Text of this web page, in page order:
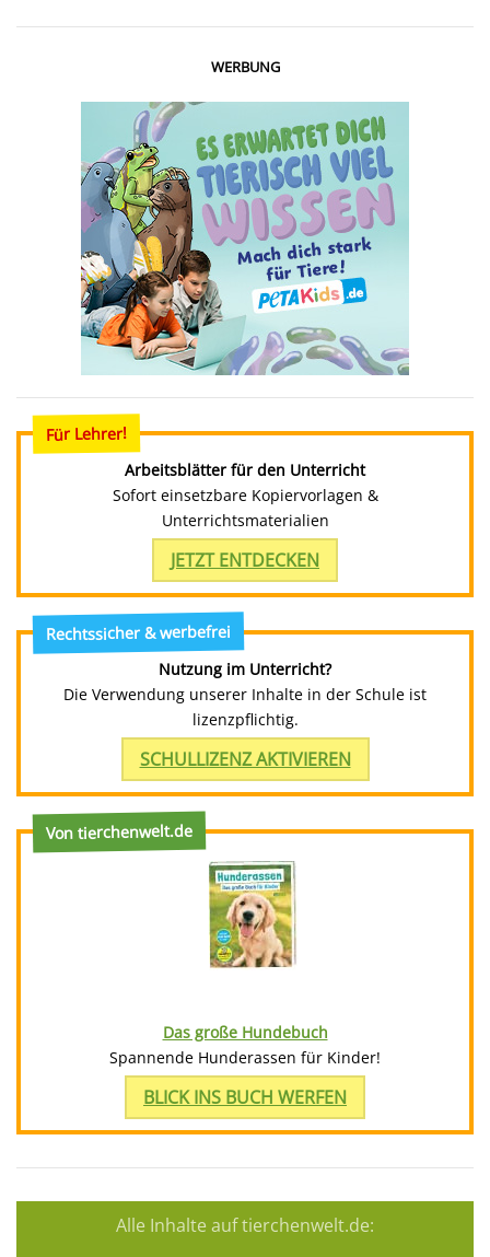
WERBUNG
Für Lehrer!
Arbeitsblätter für den Unterricht
Sofort einsetzbare Kopiervorlagen &
Unterrichtsmaterialien
JETZT ENTDECKEN
Rechtssicher & werbefrei
Nutzung im Unterricht?
Die Verwendung unserer Inhalte in der Schule ist
lizenzpflichtig.
SCHULLIZENZ AKTIVIEREN
Von tierchenwelt.de
Das große Hundebuch
Spannende Hunderassen für Kinder!
BLICK INS BUCH WERFEN
Alle Inhalte auf tierchenwelt.de: